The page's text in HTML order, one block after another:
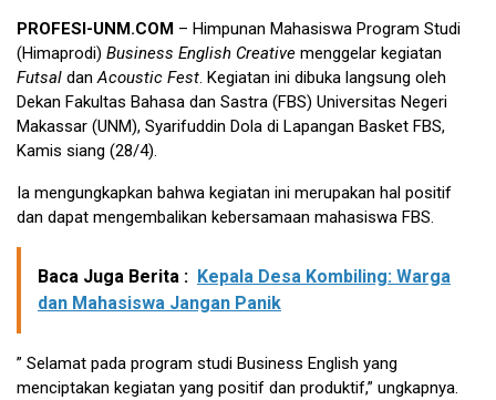
PROFESI-UNM.COM – Himpunan Mahasiswa Program Studi
(Himaprodi) Business English Creative menggelar kegiatan
Futsal danAcoustic Fest. Kegiatan ini dibuka langsung oleh
Dekan Fakultas Bahasa dan Sastra (FBS) Universitas Negeri
Makassar (UNM), Syarifuddin Dola di Lapangan Basket FBS,
Kamis siang (28/4).
Ia mengungkapkan bahwa kegiatan ini merupakan hal positif
dan dapat mengembalikan kebersamaan mahasiswa FBS.
Baca Juga Berita : Kepala Desa Kombiling: Warga
dan Mahasiswa Jangan Panik
” Selamat pada program studi Business English yang
menciptakan kegiatan yang positif dan produktif,” ungkapnya.